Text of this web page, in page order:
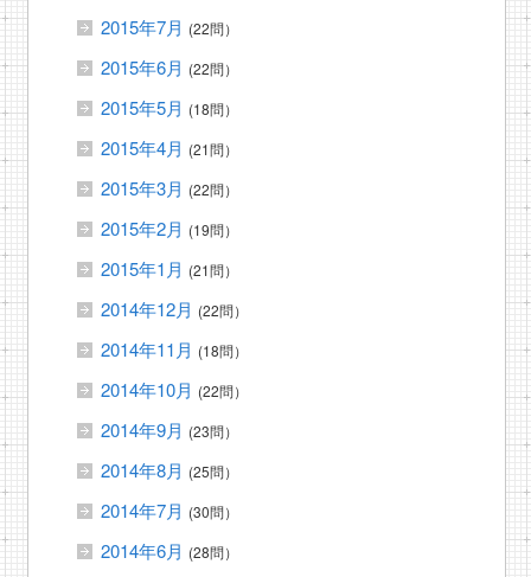
2015年7月 (22問）
2015年6月 (22問）
2015年5月 (18問）
2015年4月 (21問）
2015年3月 (22問）
2015年2月 (19問）
2015年1月 (21問）
2014年12月 (22問）
2014年11月 (18問）
2014年10月 (22問）
2014年9月 (23問）
2014年8月 (25問）
2014年7月 (30問）
2014年6月 (28問）